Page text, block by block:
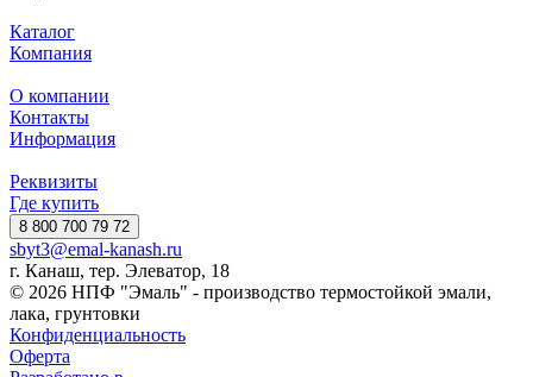
Каталог
Компания
О компании
Контакты
Информация
Реквизиты
Где купить
8 800 700 79 72
sbyt3@emal-kanash.ru
г. Канаш, тер. Элеватор, 18
© 2026 НПФ "Эмаль" - производство термостойкой эмали,
лака, грунтовки
Конфиденциальность
Оферта